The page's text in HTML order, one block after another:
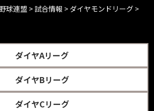
球連盟 > 試合情報 > ダイヤモンドリーグ >
ダイヤAリーグ
ダイヤBリーグ
ダイヤCリーグ